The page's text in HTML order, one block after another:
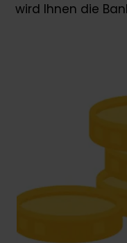
wird Ihnen die